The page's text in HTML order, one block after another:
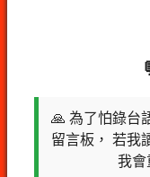
🙏 為了怕錄台
留言板， 若我
我會